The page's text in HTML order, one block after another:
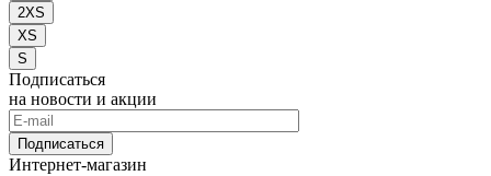
2XS
XS
S
Подписаться
на новости и акции
Подписаться
Интернет-магазин